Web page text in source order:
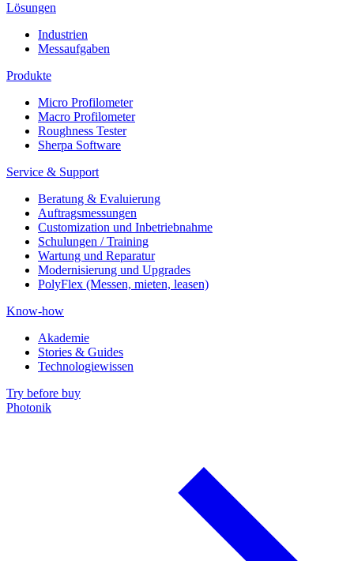
Lösungen
Industrien
Messaufgaben
Produkte
Micro Profilometer
Macro Profilometer
Roughness Tester
Sherpa Software
Service & Support
Beratung & Evaluierung
Auftragsmessungen
Customization und Inbetriebnahme
Schulungen / Training
Wartung und Reparatur
Modernisierung und Upgrades
PolyFlex (Messen, mieten, leasen)
Know-how
Akademie
Stories & Guides
Technologiewissen
Try before buy
Photonik